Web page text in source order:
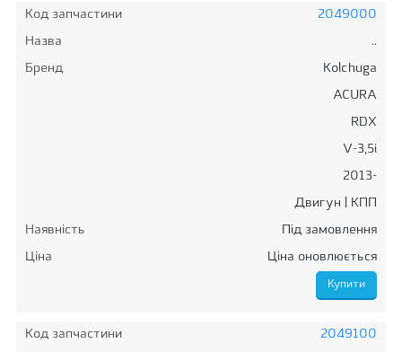
Код запчастини
2049000
Назва
..
Бренд
Kolchuga
ACURA
RDX
V-3,5i
2013-
Двигун | КПП
Наявність
Під замовлення
Ціна
Ціна оновлюється
Код запчастини
2049100